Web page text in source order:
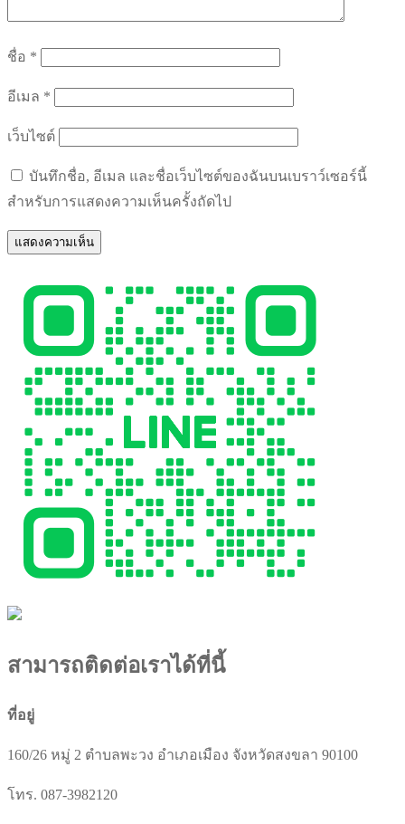
ชื่อ *
อีเมล *
เว็บไซต์
บันทึกชื่อ, อีเมล และชื่อเว็บไซต์ของฉันบนเบราว์เซอร์นี้
สำหรับการแสดงความเห็นครั้งถัดไป
สามารถติดต่อเราได้ที่นี้
ที่อยู่
160/26 หมู่ 2 ตำบลพะวง อำเภอเมือง จังหวัดสงขลา 90100
โทร. 087-3982120